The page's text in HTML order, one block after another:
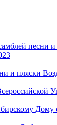
песни
и пляски
Дому